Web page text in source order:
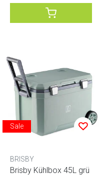
Sale
BRISBY
Brisby Kühlbox 45L grü